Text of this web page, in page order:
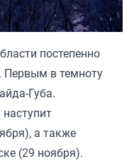
постепенно
Первым в темноту
Губа.
а также
(29 ноября).